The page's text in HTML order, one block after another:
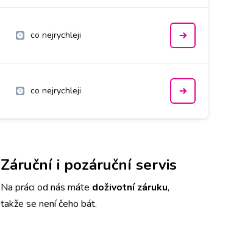
co nejrychleji
co nejrychleji
Záruční i pozáruční servis
Na práci od nás máte doživotní záruku,
takže se není čeho bát.